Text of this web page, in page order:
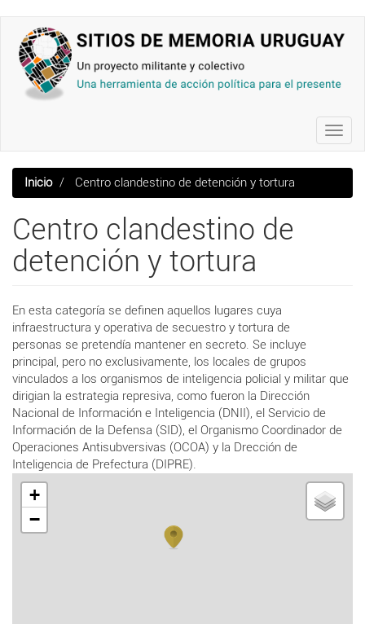
contenido
principal
Inicio Centro clandestino de detención y tortura
Centro clandestino de
detención y tortura
En esta categoría se definen aquellos lugares cuya
infraestructura y operativa de secuestro y tortura de
personas se pretendía mantener en secreto. Se incluye
principal, pero no exclusivamente, los locales de grupos
vinculados a los organismos de inteligencia policial y militar que
dirigian la estrategia represiva, como fueron la Dirección
Nacional de Información e Inteligencia (DNII), el Servicio de
Información de la Defensa (SID), el Organismo Coordinador de
Operaciones Antisubversivas (OCOA) y la Drección de
Inteligencia de Prefectura (DIPRE).
+
−